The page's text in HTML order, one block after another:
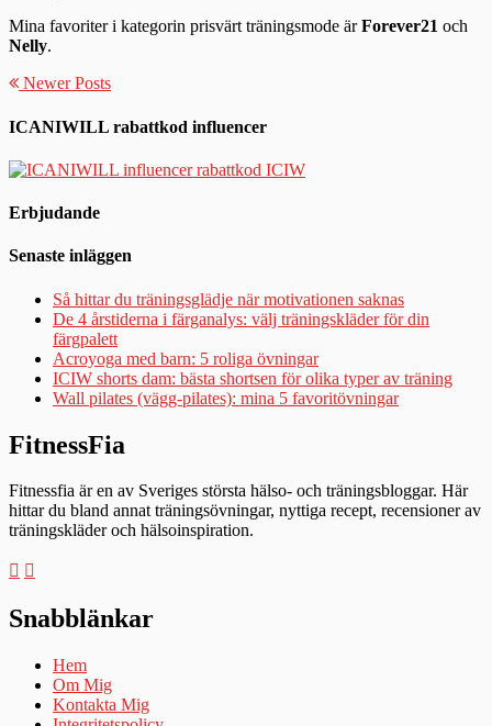
Mina favoriter i kategorin prisvärt träningsmode ärForever21 och
Nelly.
Newer Posts
ICANIWILL rabattkod influencer
Erbjudande
Senaste inläggen
Så hittar du träningsglädje när motivationen saknas
De 4 årstiderna i färganalys: välj träningskläder för din
färgpalett
Acroyoga med barn: 5 roliga övningar
ICIW shorts dam: bästa shortsen för olika typer av träning
Wall pilates (vägg-pilates): mina 5 favoritövningar
FitnessFia
Fitnessfia är en av Sveriges största hälso- och träningsbloggar. Här
hittar du bland annat träningsövningar, nyttiga recept, recensioner av
träningskläder och hälsoinspiration.
Snabblänkar
Hem
Om Mig
Kontakta Mig